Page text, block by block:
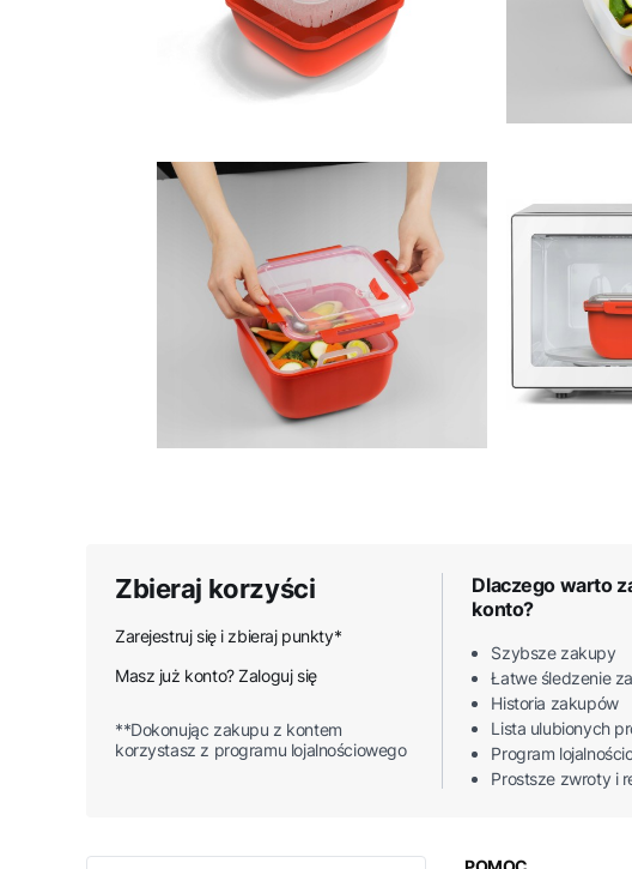
Zbieraj korzyści
Zarejestruj się i zbieraj punkty*
Masz już konto? Zaloguj się
**Dokonując zakupu z kontem
korzystasz z programu lojalnościowego
Dlaczego warto
konto?
Szybsze zakupy
Łatwe śledzenie
Historia zakupów
Lista ulubionych
Program
Prostsze zwroty i